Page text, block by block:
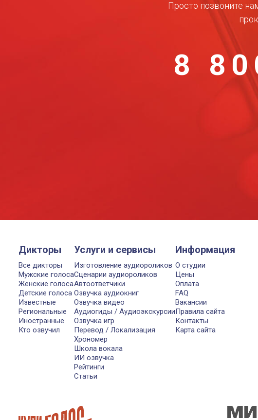
Просто позвоните
8
Дикторы
Все дикторы
Мужские голоса
Женские голоса
Детские голоса
Известные
Региональные
Иностранные
Кто озвучил
Услуги и сервисы
Изготовление аудиороликов
Сценарии аудиороликов
Автоответчики
Озвучка аудиокниг
Озвучка видео
Аудиогиды / Аудиоэкскурсии
Озвучка игр
Перевод / Локализация
Хрономер
Школа вокала
ИИ озвучка
Рейтинги
Статьи
Информация
О студии
Цены
Оплата
FAQ
Вакансии
Правила сайта
Контакты
Карта сайта